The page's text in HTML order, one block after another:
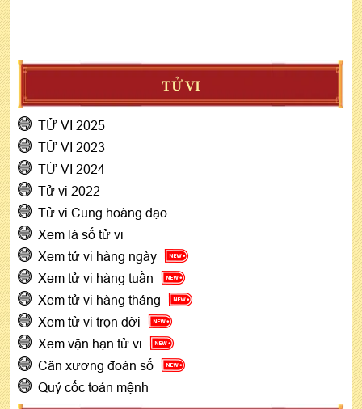
TỬ VI
TỬ VI 2025
TỬ VI 2023
TỬ VI 2024
Tử vi 2022
Tử vi Cung hoàng đạo
Xem lá số tử vi
Xem tử vi hàng ngày
Xem tử vi hàng tuần
Xem tử vi hàng tháng
Xem tử vi trọn đời
Xem vận hạn tử vi
Cân xương đoán số
Quỷ cốc toán mệnh